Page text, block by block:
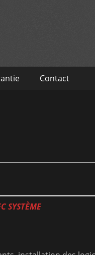
Contact
SYSTÈME